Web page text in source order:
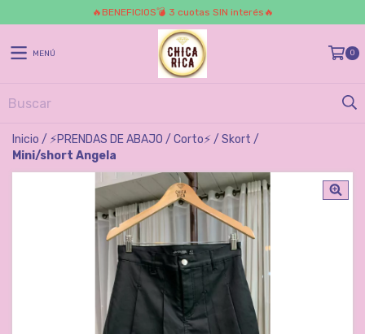
🔥BENEFICIOS💣 3 cuotas SIN interés🔥
MENÚ 0
Inicio / ⚡️PRENDAS DE ABAJO / Corto⚡️ / Skort /
Mini/short Angela